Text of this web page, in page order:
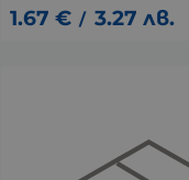
1.67 € / 3.27 лв.